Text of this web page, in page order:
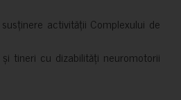
activității Complexului de
tineri cu dizabilități neuromotorii